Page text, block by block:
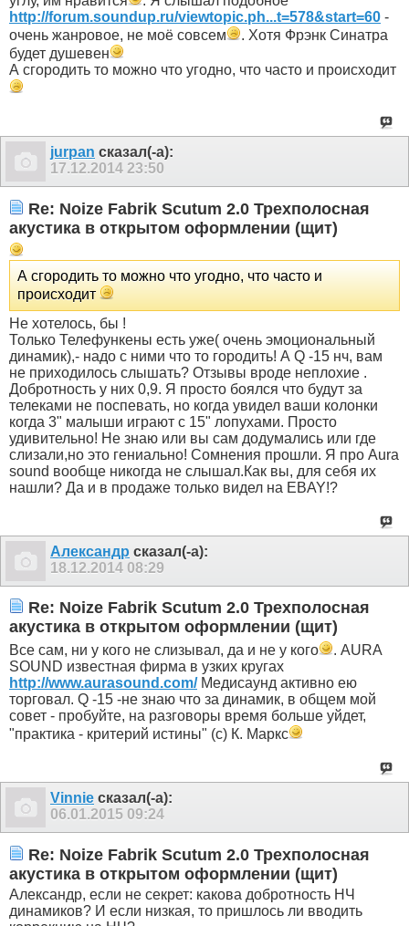
http://forum.soundup.ru/viewtopic.ph...t=578&start=60 -
очень жанровое, не моё совсем
. Хотя Фрэнк Синатра
будет душевен
А сгородить то можно что угодно, что часто и происходит
jurpan сказал(-а):
17.12.2014 23:50
Re: Noize Fabrik Scutum 2.0 Трехполосная
акустика в открытом оформлении (щит)
А сгородить то можно что угодно, что часто и
происходит
Не хотелось, бы !
Только Телефункены есть уже( очень эмоциональный
динамик),- надо с ними что то городить! А Q -15 нч, вам
не приходилось слышать? Отзывы вроде неплохие .
Добротность у них 0,9. Я просто боялся что будут за
телеками не поспевать, но когда увидел ваши колонки
когда 3" малыши играют с 15" лопухами. Просто
удивительно! Не знаю или вы сам додумались или где
слизали,но это гениально! Сомнения прошли. Я про Aura
sound вообще никогда не слышал.Как вы, для себя их
нашли? Да и в продаже только видел на EBAY!?
Александр сказал(-а):
18.12.2014 08:29
Re: Noize Fabrik Scutum 2.0 Трехполосная
акустика в открытом оформлении (щит)
Все сам, ни у кого не слизывал, да и не у кого
. AURA
SOUND известная фирма в узких кругах
http://www.aurasound.com/Медисаунд активно ею
торговал. Q -15 -не знаю что за динамик, в общем мой
совет - пробуйте, на разговоры время больше уйдет,
"практика - критерий истины" (с) К. Маркс
Vinnie сказал(-а):
06.01.2015 09:24
Re: Noize Fabrik Scutum 2.0 Трехполосная
акустика в открытом оформлении (щит)
Александр, если не секрет: какова добротность НЧ
динамиков? И если низкая, то пришлось ли вводить